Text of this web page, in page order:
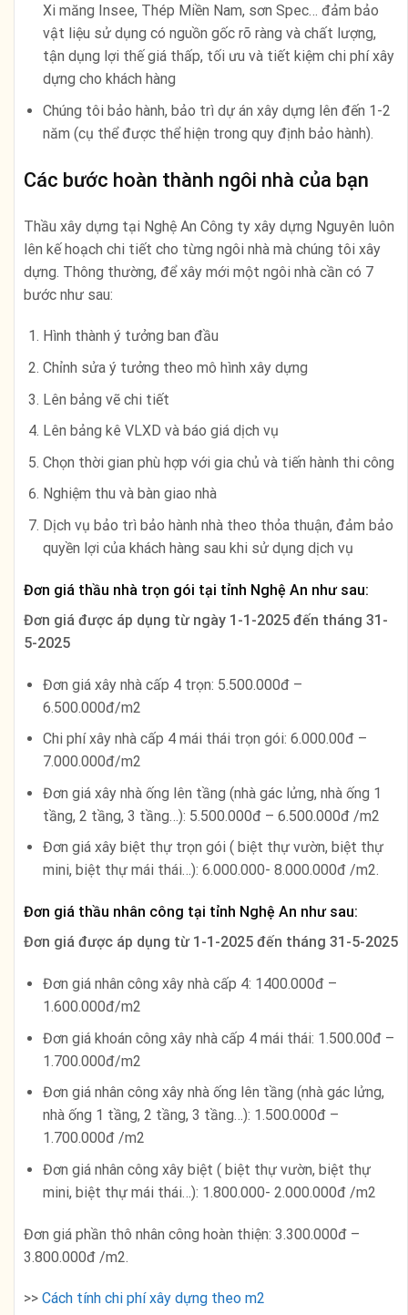
Xi măng Insee, Thép Miền Nam, sơn Spec… đảm bảo
vật liệu sử dụng có nguồn gốc rõ ràng và chất lượng,
tận dụng lợi thế giá thấp, tối ưu và tiết kiệm chi phí xây
dựng cho khách hàng
Chúng tôi bảo hành, bảo trì dự án xây dựng lên đến 1-2
năm (cụ thể được thể hiện trong quy định bảo hành).
Các bước hoàn thành ngôi nhà của bạn
Thầu xây dựng tại Nghệ An Công ty xây dựng Nguyên luôn
lên kế hoạch chi tiết cho từng ngôi nhà mà chúng tôi xây
dựng. Thông thường, để xây mới một ngôi nhà cần có 7
bước như sau:
Hình thành ý tưởng ban đầu
Chỉnh sửa ý tưởng theo mô hình xây dựng
Lên bảng vẽ chi tiết
Lên bảng kê VLXD và báo giá dịch vụ
Chọn thời gian phù hợp với gia chủ và tiến hành thi công
Nghiệm thu và bàn giao nhà
Dịch vụ bảo trì bảo hành nhà theo thỏa thuận, đảm bảo
quyền lợi của khách hàng sau khi sử dụng dịch vụ
Đơn giá thầu nhà trọn gói tại tỉnh Nghệ An như sau:
Đơn giá được áp dụng từ ngày 1-1-2025 đến tháng 31-
5-2025
Đơn giá xây nhà cấp 4 trọn: 5.500.000đ –
6.500.000đ/m2
Chi phí xây nhà cấp 4 mái thái trọn gói: 6.000.00đ –
7.000.000đ/m2
Đơn giá xây nhà ống lên tầng (nhà gác lửng, nhà ống 1
tầng, 2 tầng, 3 tầng…): 5.500.000đ – 6.500.000đ /m2
Đơn giá xây biệt thự trọn gói ( biệt thự vườn, biệt thự
mini, biệt thự mái thái…): 6.000.000- 8.000.000đ /m2.
Đơn giá thầu nhân công tại tỉnh Nghệ An như sau:
Đơn giá được áp dụng từ 1-1-2025 đến tháng 31-5-2025
Đơn giá nhân công xây nhà cấp 4: 1400.000đ –
1.600.000đ/m2
Đơn giá khoán công xây nhà cấp 4 mái thái: 1.500.00đ –
1.700.000đ/m2
Đơn giá nhân công xây nhà ống lên tầng (nhà gác lửng,
nhà ống 1 tầng, 2 tầng, 3 tầng…): 1.500.000đ –
1.700.000đ /m2
Đơn giá nhân công xây biệt ( biệt thự vườn, biệt thự
mini, biệt thự mái thái…): 1.800.000- 2.000.000đ /m2
Đơn giá phần thô nhân công hoàn thiện: 3.300.000đ –
3.800.000đ /m2.
>> Cách tính chi phí xây dựng theo m2